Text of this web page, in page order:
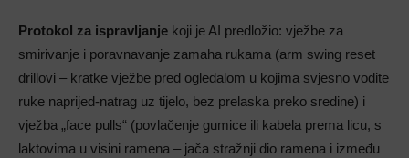
Protokol za ispravljanje koji je AI predložio: vježbe za
smirivanje i poravnavanje zamaha rukama (arm swing reset
drillovi – kratke vježbe pred ogledalom u kojima svjesno vodite
ruke naprijed-natrag uz tijelo, bez prelaska preko sredine) i
vježba „face pulls“ (povlačenje gumice ili kabela prema licu, s
laktovima u visini ramena – jača stražnji dio ramena i između